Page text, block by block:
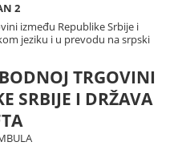
2
između Republike Srbije i
jeziku i u prevodu na srpski
TRGOVINI
SRBIJE I DRŽAVA